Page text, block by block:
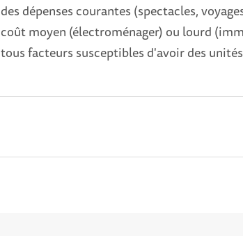
des dépenses courantes (spectacles,
coût moyen (électroménager) ou lourd
tous facteurs susceptibles d'avoir des